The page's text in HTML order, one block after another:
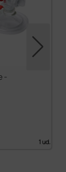
-
1 ud.